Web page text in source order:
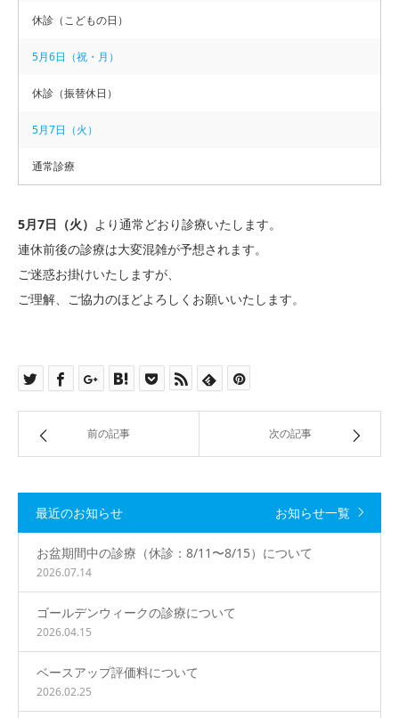
休診（こどもの日）
5月6日（祝・月）
休診（振替休日）
5月7日（火）
通常診療
5月7日（火） より通常どおり診療いたします。
連休前後の診療は大変混雑が予想されます。
ご迷惑お掛けいたしますが、
ご理解、ご協力のほどよろしくお願いいたします。
前の記事 次の記事
最近のお知らせ お知らせ一覧
お盆期間中の診療（休診：8/11〜8/15）について
2026.07.14
ゴールデンウィークの診療について
2026.04.15
ベースアップ評価料について
2026.02.25